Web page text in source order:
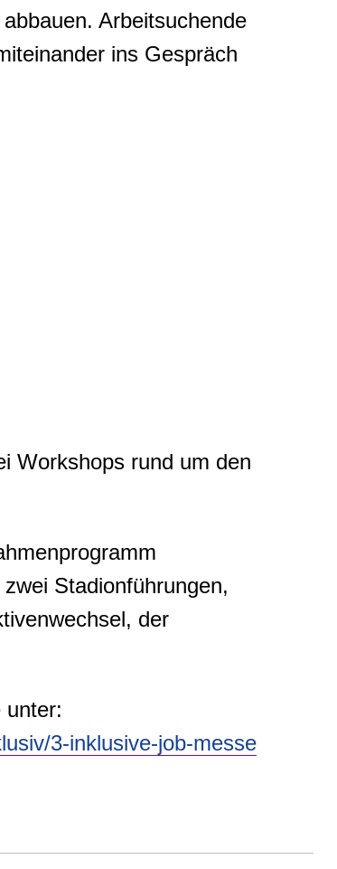
Arbeitsuchende
ins Gespräch
Workshops rund um den
Stadionführungen,
der
unter:
3-inklusive-job-messe